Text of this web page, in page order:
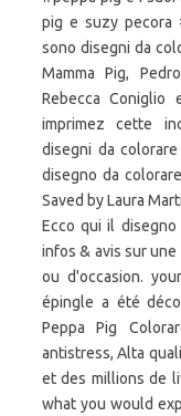
pig e suzy pecora
sono disegni da
Mamma Pig,
Rebecca
imprimez cette
disegni da
disegno da
Saved by Laura
Ecco qui il disegno
infos & avis sur
ou d'occasion.
épingle a été
Peppa Pig
antistress, Alta
et des millions de
what you would